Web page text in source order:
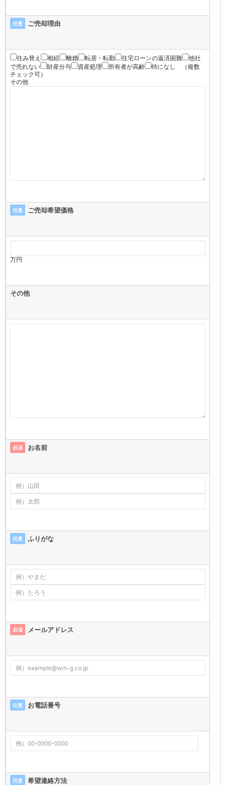
任意 ご売却理由
住み替え 相続 離婚 転居・転勤 住宅ローンの返済困難
他社
で売れない
財産分与 資産処理 所有者が高齢 特になし
（複数
チェック可）
その他
任意 ご売却希望価格
万円
その他
必須 お名前
任意 ふりがな
必須 メールアドレス
任意 お電話番号
任意 希望連絡方法